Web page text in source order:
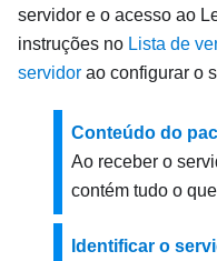
servidor e o acesso ao
instruções no Lista de
servidor ao configurar o
Conteúdo do
Ao receber o
contém tudo o
Identificar o